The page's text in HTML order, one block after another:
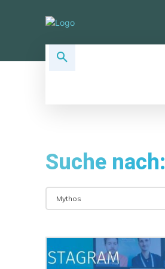
Suche nach: